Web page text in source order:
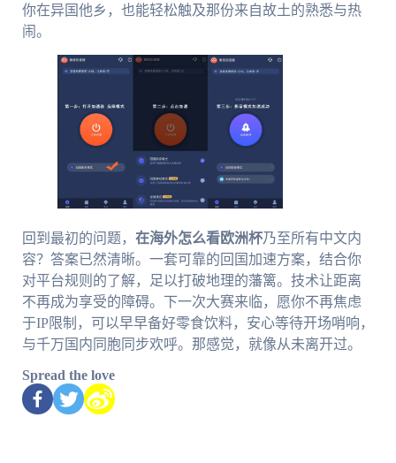
你在异国他乡，也能轻松触及那份来自故土的熟悉与热
闹。
回到最初的问题， 在海外怎么看欧洲杯乃至所有中文内
容？答案已然清晰。一套可靠的回国加速方案，结合你
对平台规则的了解，足以打破地理的藩篱。技术让距离
不再成为享受的障碍。下一次大赛来临，愿你不再焦虑
于IP限制，可以早早备好零食饮料，安心等待开场哨响，
与千万国内同胞同步欢呼。那感觉，就像从未离开过。
Spread the love